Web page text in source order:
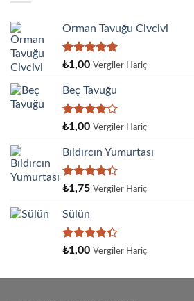
Orman Tavuğu Civcivi
5 üzerinden
aldı
₺1,00 Vergiler Hariç
Beç Tavuğu
5
4.00
aldı
₺1,00 Vergiler Hariç
Bıldırcın Yumurtası
5
4.33oy
aldı
₺1,75 Vergiler Hariç
Sülün
5
₺1,00 Vergiler Hariç